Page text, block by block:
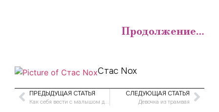
Продолжение…
Стас Nox
ПРЕДЫДУЩАЯ СТАТЬЯ
Как себя вести с малышом до его рождения
СЛЕДУЮЩАЯ СТАТЬЯ
Девочка из трамвая